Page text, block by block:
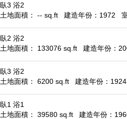
臥3 浴2
土地面積： -- sq.ft
建造年份：1972
臥2 浴2
土地面積： 133076 sq.ft
建造年份：
臥3 浴2
土地面積： 6200 sq.ft
建造年份：1924
臥1 浴1
土地面積： 39580 sq.ft
建造年份：